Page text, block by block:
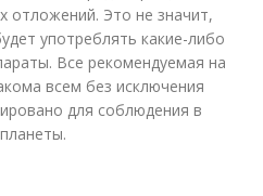
отложений. Это не значит,
употреблять какие-либо
Все рекомендуемая на
всем без исключения
для соблюдения в